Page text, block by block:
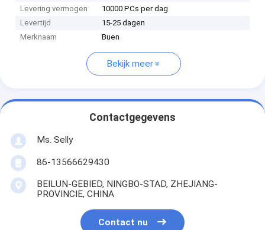
Levering vermogen
10000 PCs per dag
Levertijd
15-25 dagen
Merknaam
Buen
Bekijk meer
Contactgegevens
Ms. Selly
86-13566629430
BEILUN-GEBIED, NINGBO-STAD, ZHEJIANG-
PROVINCIE, CHINA
Contact nu